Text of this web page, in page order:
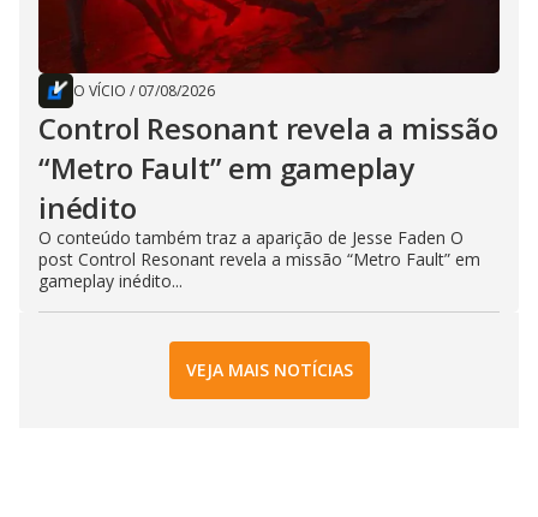
O VÍCIO / 07/08/2026
Control Resonant revela a missão
“Metro Fault” em gameplay
inédito
O conteúdo também traz a aparição de Jesse Faden O
post Control Resonant revela a missão “Metro Fault” em
gameplay inédito...
VEJA MAIS NOTÍCIAS